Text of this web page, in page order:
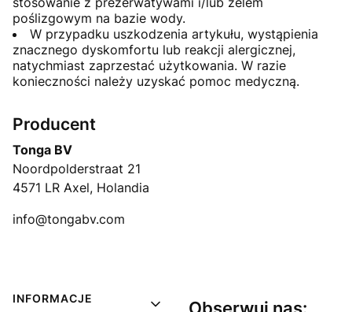
poślizgowym na bazie wody.
W przypadku uszkodzenia artykułu, wystąpienia
znacznego dyskomfortu lub reakcji alergicznej,
natychmiast zaprzestać użytkowania. W razie
konieczności należy uzyskać pomoc medyczną.
Producent
Tonga BV
Noordpolderstraat 21
4571 LR Axel, Holandia
info@tongabv.com
Linki w stopce
INFORMACJE Obserwuj nas: